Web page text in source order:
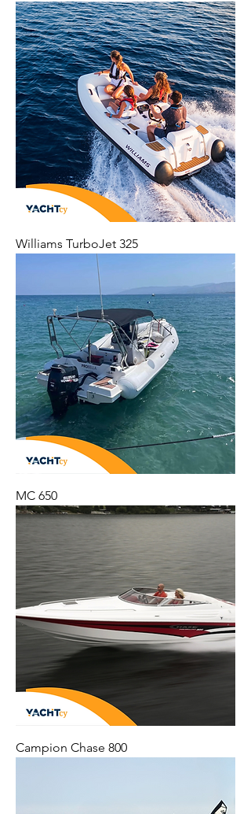
Williams TurboJet 325
MC 650
Campion Chase 800